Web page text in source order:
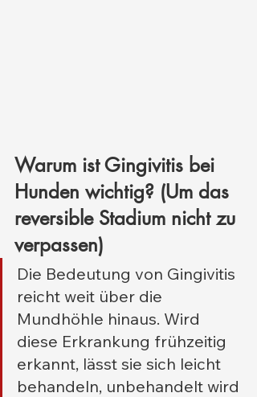
Warum ist Gingivitis bei
Hunden wichtig? (Um das
reversible Stadium nicht zu
verpassen)
Die Bedeutung von Gingivitis
reicht weit über die
Mundhöhle hinaus. Wird
diese Erkrankung frühzeitig
erkannt, lässt sie sich leicht
behandeln, unbehandelt wird